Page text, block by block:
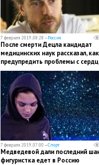
7 февраля 2019, 08:28 —Россия
После смерти Децла кандидат
медицинских наук рассказал, как
предупредить проблемы с
7 февраля 2019, 07:00 —Спорт
Медведевой дали последний
фигуристка едет в Россию